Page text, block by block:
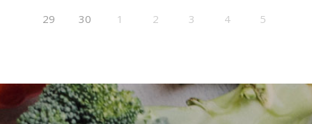
29 30 1 2 3 4 5